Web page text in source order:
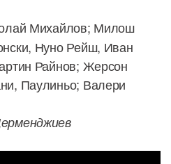
Михайлов; Милош
Нуно Рейш, Иван
Райнов; Жерсон
Паулиньо; Валери